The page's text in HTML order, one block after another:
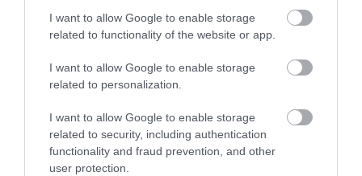
I want to allow Google to enable storage
related to functionality of the website or app.
I want to allow Google to enable storage
related to personalization.
I want to allow Google to enable storage
related to security, including authentication
functionality and fraud prevention, and other
user protection.